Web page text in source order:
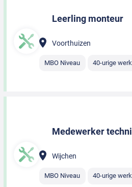
Leerling monteur
Voorthuizen
MBO Niveau 40-urige
Medewerker
Wijchen
MBO Niveau 40-urige